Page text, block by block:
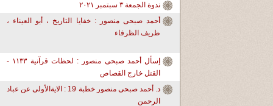
ندوة الجمعة ٣ سبتمبر ٢٠٢١
أحمد صبحى منصور : خفايا التاريخ ، أبو العيناء ،
ظريف الظرفاء
إسأل أحمد صبحى منصور : لحظات قرآنية ١١٣٣ -
القتل خارج القصاص
د. أحمد صبحى منصور خطبة 19 : الايةالأولى عن عباد
الرحمن